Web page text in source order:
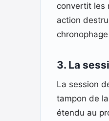
convertit les
action
3. La
La session
tampon de
étendu au